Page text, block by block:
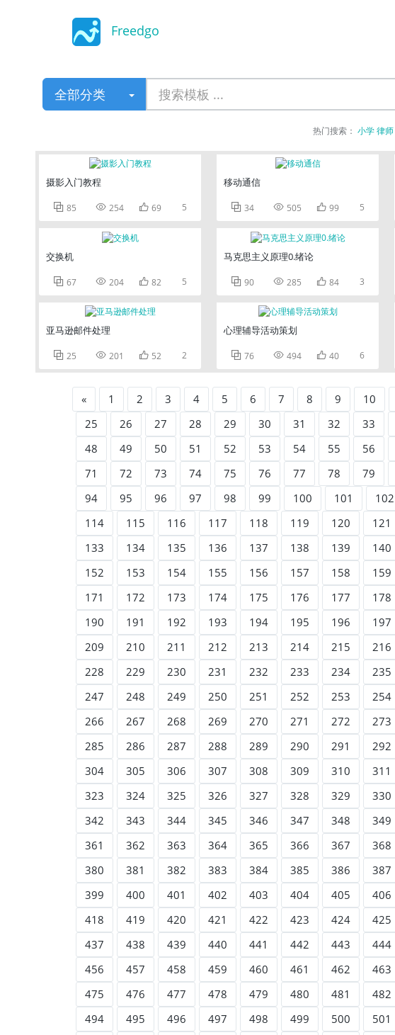
Freedgo
全部分类
热门搜索： 小学律师
摄影入门教程
 85  254  69 5
交换机
 67  204  82 5
亚马逊邮件处理
 25  201  52 2
移动通信
 34  505  99 5
马克思主义原理0.绪论
 90  285  84 3
心理辅导活动策划
 76  494  40 6
« 1 2 3 4 5 6 7 8 9 10
25
26 27 28 29 30 31 32 33
48
49 50 51 52 53 54 55 56
71
72 73 74 75 76 77 78 79
94
95 96 97 98 99 100 101 102
114
115 116 117 118 119 120 121
133
134 135 136 137 138 139 140
152
153 154 155 156 157 158 159
171
172 173 174 175 176 177 178
190
191 192 193 194 195 196 197
209
210 211 212 213 214 215 216
228
229 230 231 232 233 234 235
247
248 249 250 251 252 253 254
266
267 268 269 270 271 272 273
285
286 287 288 289 290 291 292
304
305 306 307 308 309 310 311
323
324 325 326 327 328 329 330
342
343 344 345 346 347 348 349
361
362 363 364 365 366 367 368
380
381 382 383 384 385 386 387
399
400 401 402 403 404 405 406
418
419 420 421 422 423 424 425
437
438 439 440 441 442 443 444
456
457 458 459 460 461 462 463
475
476 477 478 479 480 481 482
494
495 496 497 498 499 500 501